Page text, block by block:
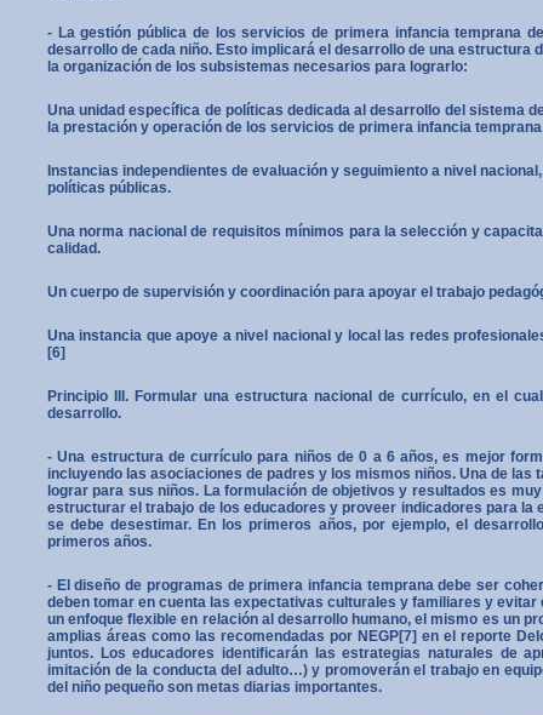
- La gestión pública de los servicios de primera infancia temprana
desarrollo de cada niño. Esto implicará el desarrollo de una
la organización de los subsistemas necesarios para lograrlo:
Una unidad específica de políticas dedicada al desarrollo del sistema
la pres­tación y operación de los servicios de primera infancia
Instancias independientes de evaluación y seguimiento a nivel
polí­ticas públicas.
Una norma nacional de requisitos mínimos para la selección y
calidad.
Un cuerpo de supervisión y coordinación para apoyar el trabajo
Una instancia que apoye a nivel nacional y local las redes
[6]
Principio III. Formular una estructura nacional de currículo, en el
desarrollo.
- Una estructura de currículo para niños de 0 a 6 años, es mejor
incluyendo las asocia­ciones de padres y los mismos niños. Una de
lograr para sus niños. La formulación de objetivos y resultados es
estructurar el trabajo de los educadores y proveer indicadores para
se debe desestimar. En los primeros años, por ejemplo, el
primeros años.
- El diseño de programas de primera infancia temprana debe ser
deben tomar en cuenta las expectativas culturales y familiares y
un enfoque flexible en relación al desarrollo humano, el mismo es un
amplias áreas como las recomendadas por NEGP[7] en el reporte
juntos. Los educadores identificarán las estrategias naturales de
imitación de la conducta del adulto…) y pro­moverán el trabajo en
del niño pequeño son metas diarias importantes.